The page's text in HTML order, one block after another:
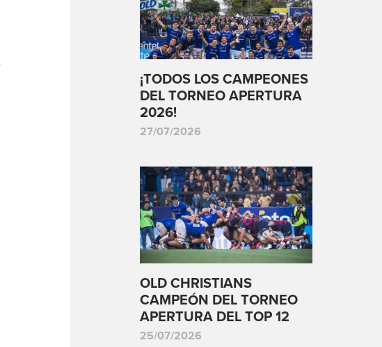
¡TODOS LOS CAMPEONES
DEL TORNEO APERTURA
2026!
27/07/2026
OLD CHRISTIANS
CAMPEÓN DEL TORNEO
APERTURA DEL TOP 12
25/07/2026